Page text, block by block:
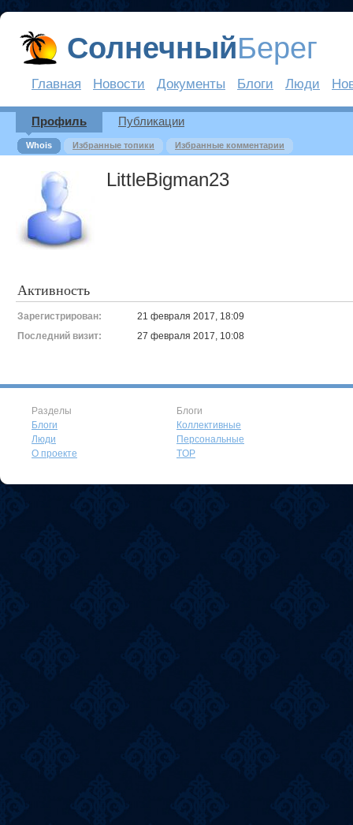
СолнечныйБерег
Главная Новости Документы Блоги Люди
Профиль
Whois Избранные топики Избранные комментарии
Публикации
LittleBigman23
Активность
Зарегистрирован:
21 февраля 2017, 18:09
Последний визит:
27 февраля 2017, 10:08
Разделы
Блоги
Люди
О проекте
Блоги
Коллективные
Персональные
TOP